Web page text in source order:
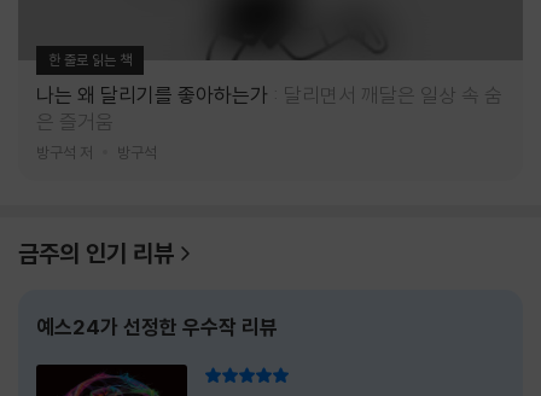
한 줄로 읽는 책
나는 왜 달리기를 좋아하는가
달리면서 깨달은 일상 속 숨
은 즐거움
방구석 저 방구석
금주의 인기 리뷰
예스24가 선정한 우수작 리뷰